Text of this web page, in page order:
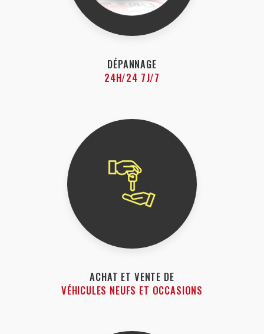
DÉPANNAGE
24H/24 7J/7
ACHAT ET VENTE DE
VÉHICULES NEUFS ET OCCASIONS